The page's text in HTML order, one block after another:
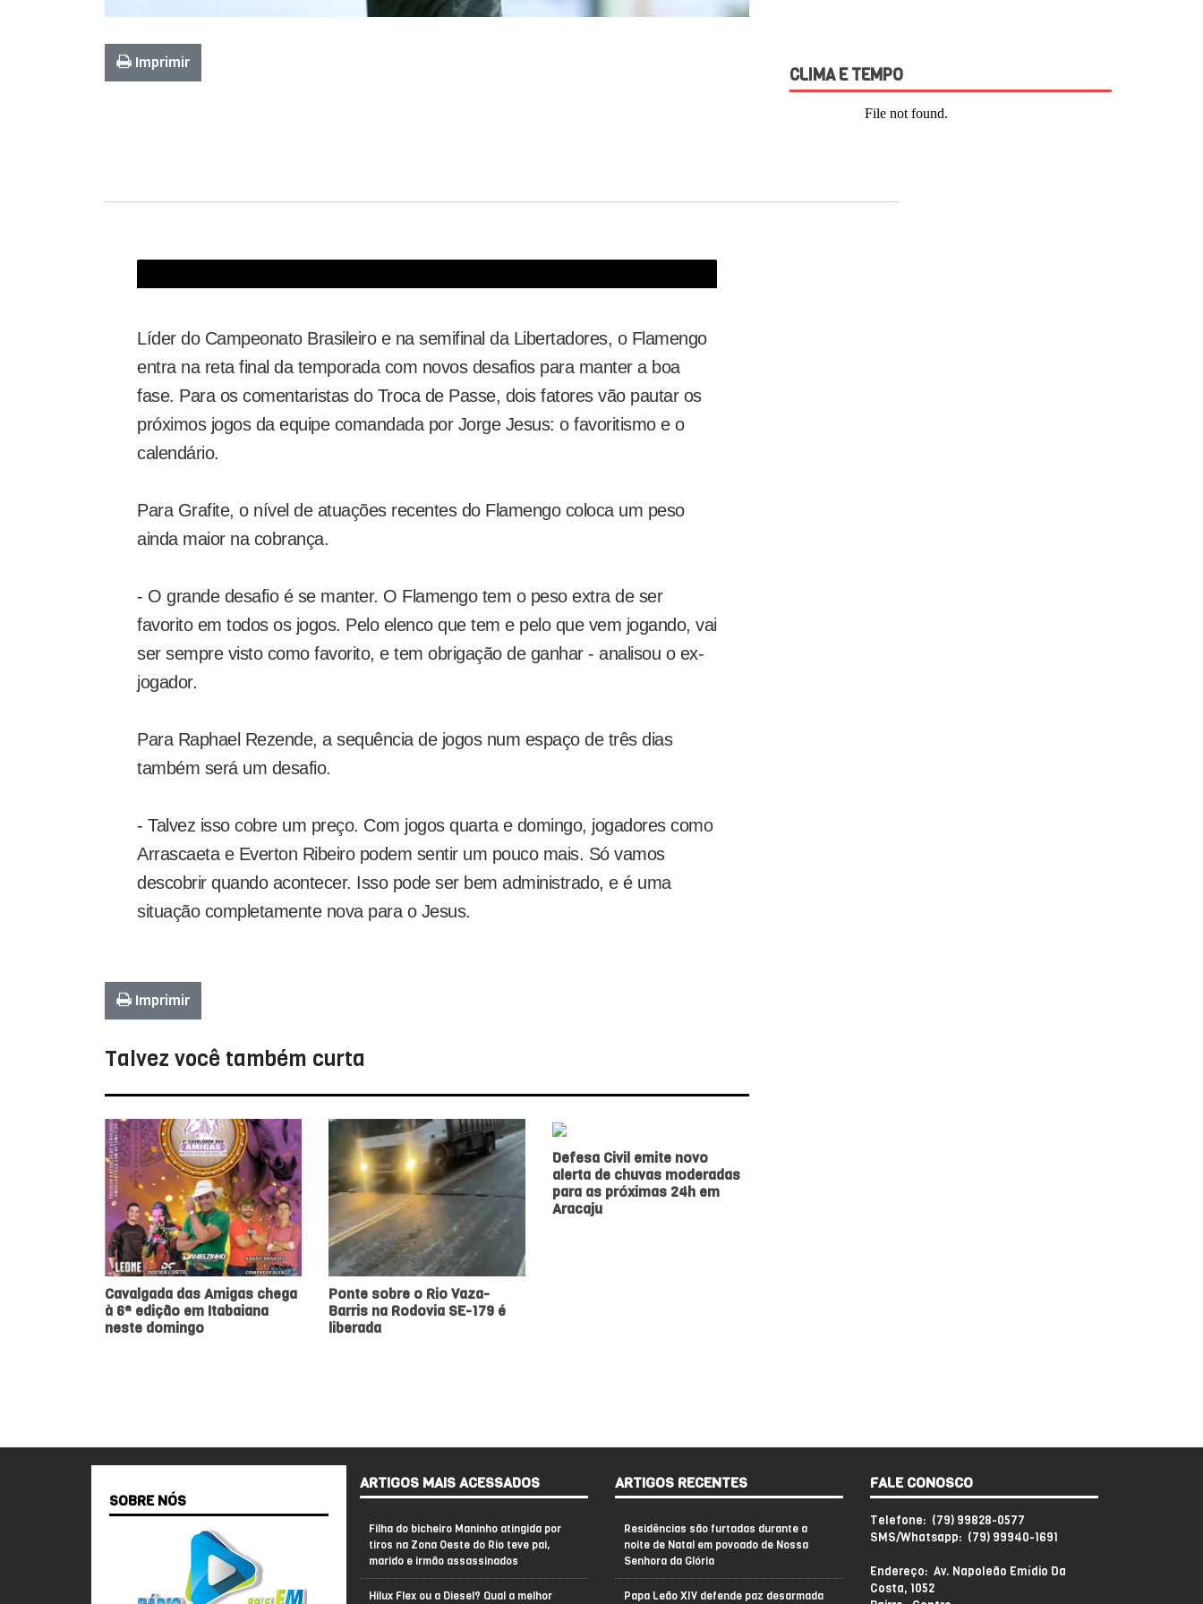
Imprimir
Líder do Campeonato Brasileiro e na semifinal da Libertadores, o Flamengo
entra na reta final da temporada com novos desafios para manter a boa
fase. Para os comentaristas do Troca de Passe, dois fatores vão pautar os
próximos jogos da equipe comandada por Jorge Jesus: o favoritismo e o
calendário.
Para Grafite, o nível de atuações recentes do Flamengo coloca um peso
ainda maior na cobrança.
- O grande desafio é se manter. O Flamengo tem o peso extra de ser
favorito em todos os jogos. Pelo elenco que tem e pelo que vem jogando, vai
ser sempre visto como favorito, e tem obrigação de ganhar - analisou o ex-
jogador.
Para Raphael Rezende, a sequência de jogos num espaço de três dias
também será um desafio.
- Talvez isso cobre um preço. Com jogos quarta e domingo, jogadores como
Arrascaeta e Everton Ribeiro podem sentir um pouco mais. Só vamos
descobrir quando acontecer. Isso pode ser bem administrado, e é uma
situação completamente nova para o Jesus.
Imprimir
Talvez você também curta
Cavalgada das Amigas chega
à 6ª edição em Itabaiana
neste domingo
Ponte sobre o Rio Vaza-
Barris na Rodovia SE-179 é
liberada
Defesa Civil emite novo
alerta de chuvas moderadas
para as próximas 24h em
Aracaju
CLIMA E TEMPO
SOBRE NÓS
ARTIGOS MAIS ACESSADOS
Filha do bicheiro Maninho atingida por
tiros na Zona Oeste do Rio teve pai,
marido e irmão assassinados
Hilux Flex ou a Diesel? Qual a melhor
ARTIGOS RECENTES
Residências são furtadas durante a
noite de Natal em povoado de Nossa
Senhora da Glória
Papa Leão XIV defende paz desarmada
FALE CONOSCO
Telefone: (79) 99828-0577
SMS/Whatsapp: (79) 99940-1691
Endereço: Av. Napoleão Emídio Da
Costa, 1052